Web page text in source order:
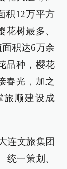
积12万平方
树最多、
积达6万余
品种，樱花
春光，加之
旅顺建设成
连文旅集团
统一策划、